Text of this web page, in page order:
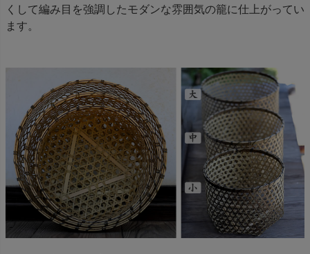
くして編み目を強調したモダンな雰囲気の籠に仕上がってい
ます。